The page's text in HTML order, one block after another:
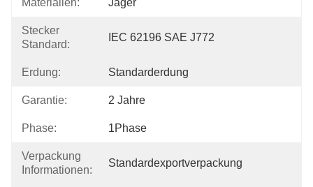
Materialien: Jäger
Stecker
Standard:
IEC 62196 SAE J772
Erdung: Standarderdung
Garantie: 2 Jahre
Phase: 1Phase
Verpackung
Informationen:
Standardexportverpackung